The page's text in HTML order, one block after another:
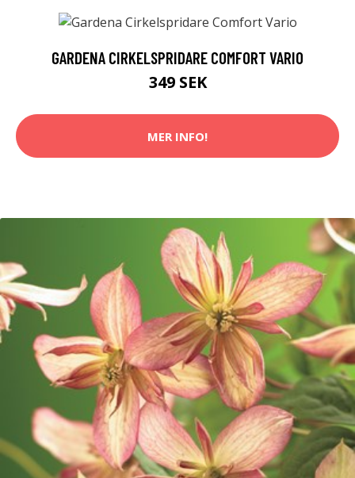
GARDENA CIRKELSPRIDARE COMFORT VARIO
349 SEK
MER INFO!